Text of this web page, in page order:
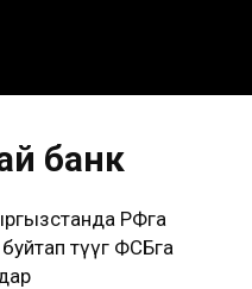
банк
РФга
өтүүгө ФСБга